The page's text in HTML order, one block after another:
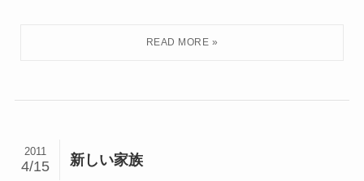
新しい家族
2011
4/15